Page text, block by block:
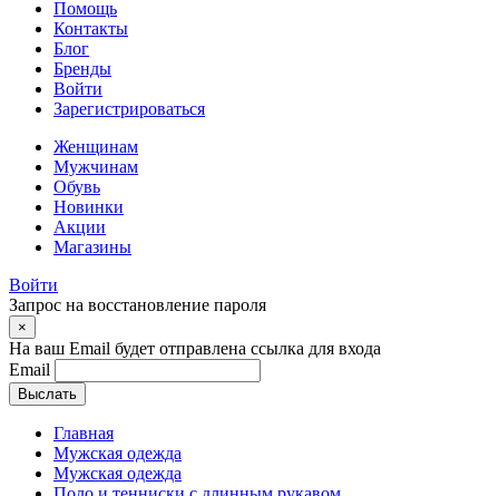
Помощь
Контакты
Блог
Бренды
Войти
Зарегистрироваться
Женщинам
Мужчинам
Обувь
Новинки
Акции
Магазины
Войти
Запрос на восстановление пароля
×
На ваш Email будет отправлена ссылка для входа
Email
Выслать
Главная
Мужская одежда
Мужская одежда